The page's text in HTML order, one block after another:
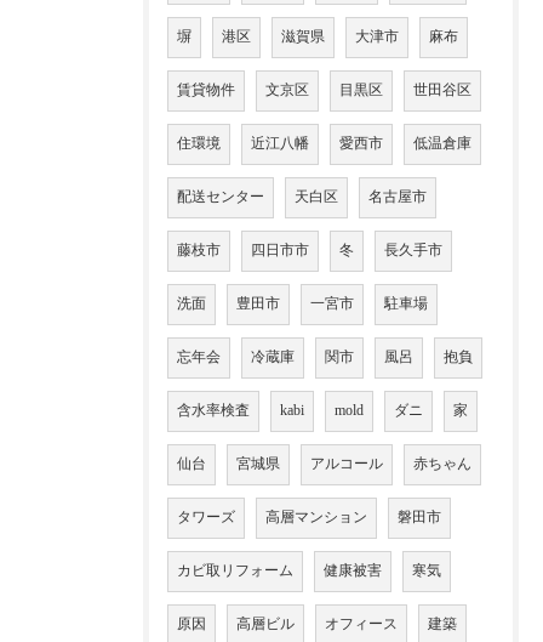
塀 港区 滋賀県 大津市 麻布
賃貸物件 文京区 目黒区 世田谷区
住環境 近江八幡 愛西市 低温倉庫
配送センター 天白区 名古屋市
藤枝市 四日市市 冬 長久手市
洗面 豊田市 一宮市 駐車場
忘年会 冷蔵庫 関市 風呂 抱負
含水率検査 kabi mold ダニ 家
仙台 宮城県 アルコール 赤ちゃん
タワーズ 高層マンション 磐田市
カビ取リフォーム 健康被害 寒気
原因 高層ビル オフィース 建築